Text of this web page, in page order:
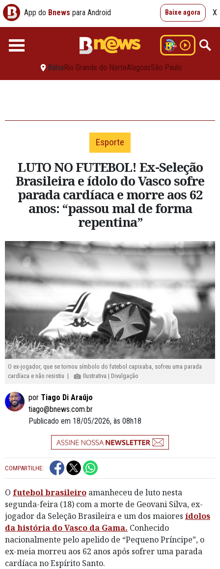
App do Bnews para Android Baixe agora X
BahiaRio Grande do NorteAlagoasSão Paulo
Esporte
LUTO NO FUTEBOL! Ex-Seleção
Brasileira e ídolo do Vasco sofre
parada cardíaca e morre aos 62
anos: “passou mal de forma
repentina”
O ex-jogador, que se tornou símbolo do futebol capixaba, sofreu uma parada
cardíaca e não resistiu |
Ilustrativa | Divulgação
por Tiago Di Araújo
tiago@bnews.com.br
Publicado em 18/05/2026, às 08h18
COMPARTILHE:
O futebol brasileiro amanheceu de luto nesta
segunda-feira (18) com a morte de Geovani Silva, ex-
jogador da Seleção Brasileira e um dos maiores ídolos
da história do Vasco da Gama. Conhecido
nacionalmente pelo apelido de “Pequeno Príncipe”, o
ex-meia morreu aos 62 anos após sofrer uma parada
cardíaca no Espírito Santo.